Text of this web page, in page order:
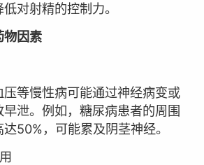
对射精的控制力。
物因素
等慢性病可能通过神经病变或
泄。例如，糖尿病患者的周围
50%，可能累及阴茎神经。